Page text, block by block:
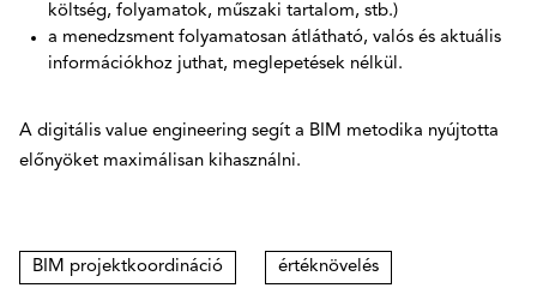
költség, folyamatok, műszaki tartalom, stb.)
a menedzsment folyamatosan átlátható, valós és aktuális
információkhoz juthat, meglepetések nélkül.
A digitális value engineering segít a BIM metodika nyújtotta
előnyöket maximálisan kihasználni.
BIM projektkoordináció értéknövelés